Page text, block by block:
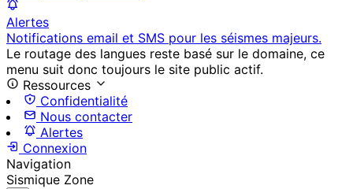
Alertes
Notifications email et SMS pour les séismes majeurs.
Le routage des langues reste basé sur le domaine, ce
menu suit donc toujours le site public actif.
Ressources
Confidentialité
Nous contacter
Alertes
Connexion
Navigation
Sismique Zone